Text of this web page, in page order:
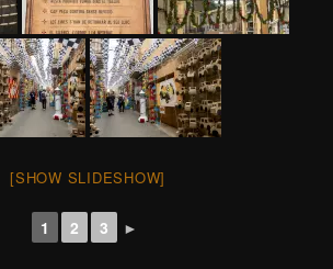
[SHOW SLIDESHOW]
1 2 3 ►